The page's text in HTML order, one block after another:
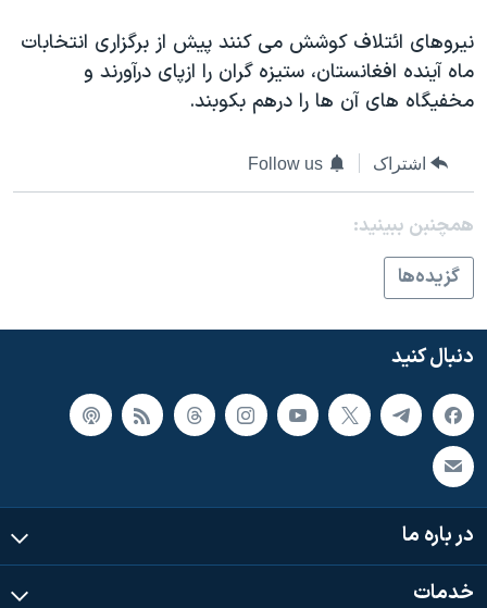
قانون شفافیت دارائی کادر رهبری ایران
اعتراضات مردمی آبان ۹۸
نرگس محمدی برنده جایزه نوبل صلح
صفحه‌های ویژه
سفر پرزیدنت ترامپ به چین
نيروهای ائتلاف کوشش می کنند پيش از برگزاری انتخابات
ماه آينده افغانستان، ستيزه گران را ازپای درآورند و
مخفيگاه های آن ها را درهم بکوبند.
اشتراک Follow us
همچنبن ببینید:
گزيده‌ها
دنبال کنید
در باره ما
خدمات